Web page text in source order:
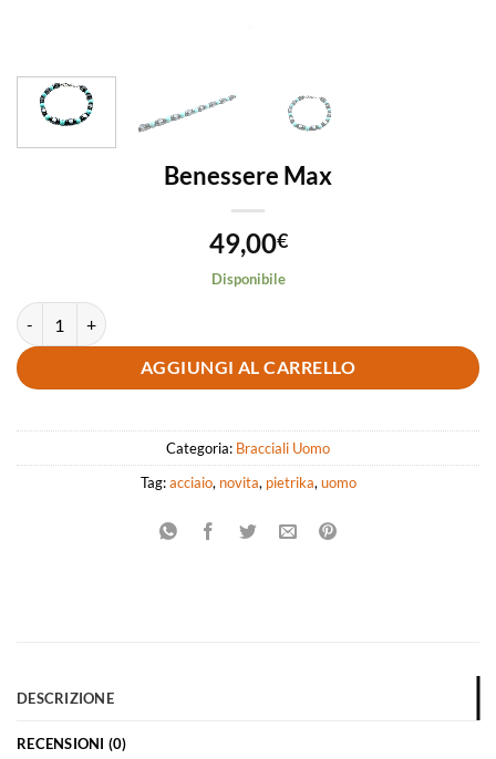
Benessere Max
49,00€
Disponibile
Benessere Max quantità
AGGIUNGI AL CARRELLO
Categoria: Bracciali Uomo
Tag:acciaio, novita, pietrika, uomo
DESCRIZIONE
RECENSIONI (0)